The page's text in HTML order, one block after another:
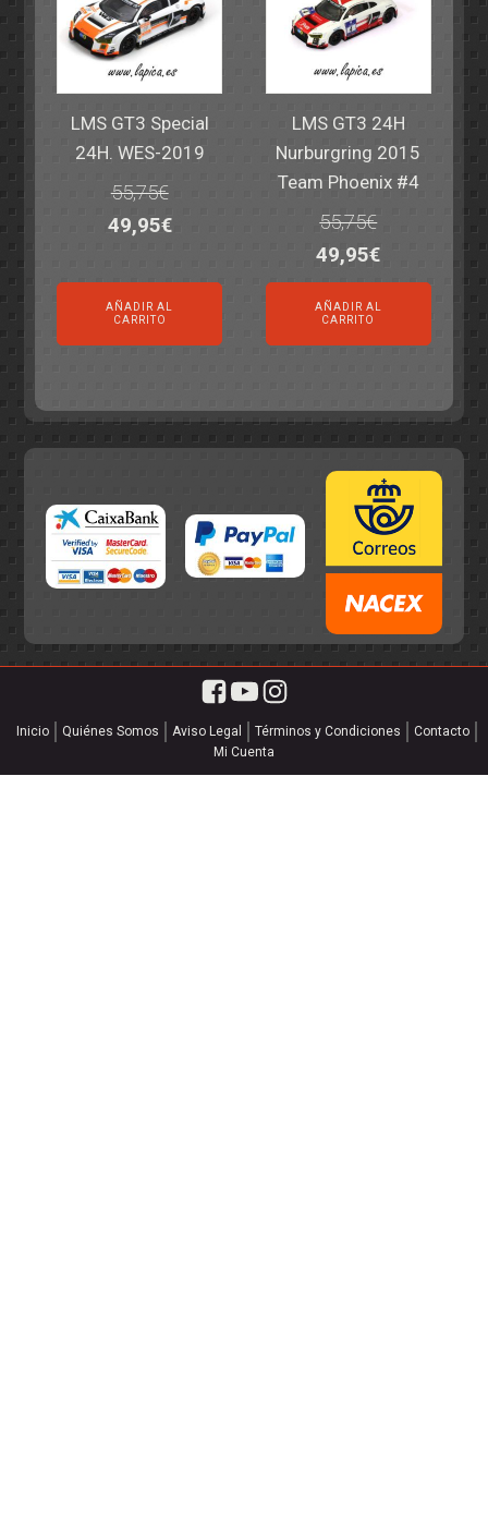
LMS GT3 Special
24H. WES-2019
55,75€
El
original
era:
49,95€El
actual
AÑADIR AL
CARRITO
LMS GT3 24H
Nurburgring 2015
Team Phoenix #4
55,75€
El
precio
original
era:
49,95€El
precio
actual
es:
AÑADIR AL
CARRITO
Inicio Quiénes Somos Aviso Legal Términos y Condiciones
Contacto
Mi Cuenta